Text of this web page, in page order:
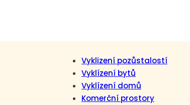
Vyklizení pozůstalostí
Vyklízení bytů
Vyklízení domů
Komerční prostory